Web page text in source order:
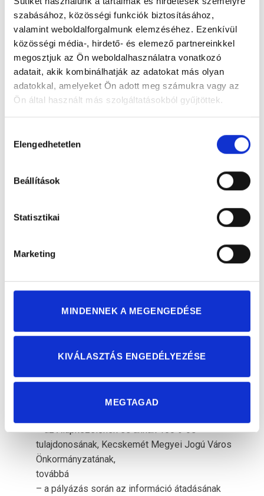
szabásához, közösségi funkciók biztosításához,
valamint weboldalforgalmunk elemzéséhez. Ezenkívül
közösségi média-, hirdető- és elemező partnereinkkel
megosztjuk az Ön weboldalhasználatra vonatkozó
adatait, akik kombinálhatják az adatokat más olyan
adatokkal, amelyeket Ön adott meg számukra vagy az
Ön által használt más szolgáltatásokból gyűjtöttek.
kiválasztása
Elengedhetetlen
Beállítások
Statisztikai
Marketing
MINDENNEK A MEGENGEDÉSE
KIVÁLASZTÁS ENGEDÉLYEZÉSE
MEGTAGAD
nyilvános adatnak minősülnek [Infotv.: 27. § (3).
bek.], így ezek nyilvánosságára vonatkozó
törvényi rendelkezéseknek az Alapkezelő
köteles eleget tenni.
Az Infotv. 27. § (3) bek. alapján a nyilvánosságra
hozatal nem eredményezheti az olyan adatokhoz
– így különösen a védett ismerethez – való
hozzáférést, amelyek megismerése az üzleti
Fentiekre tekintettel közérdekből nyilvános
együttműködésének ténye, a Pályázó által
kerülő) gazdasági társaság neve, az
együttműködés tárgyának általános megjelölése,
tőke, és az együttműködés során realizált
adatok, ismeretek és dokumentumok kezelése,
felhasználáshoz a másik Pályázó/Társaság
kivéve
– az 5. pontban felsorolt közérdekből nyilvános
– az Alapkezelőnek és annak 100%-os
tulajdonosának, Kecskemét Megyei Jogú Város
Önkormányzatának,
továbbá
– a pályázás során az információ átadásának